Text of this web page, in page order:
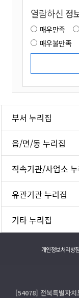
열람하신 정
매우만족
매우불만족
부서 누리집
읍/면/동 누리집
직속기관/사업소
유관기관 누리집
기타 누리집
개인정보처리방침
[54078] 전북특별자